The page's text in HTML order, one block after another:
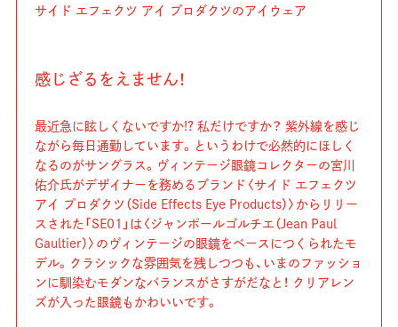
サイド エフェクツ アイ プロダクツのアイウェア
感じざるをえません！
最近急に眩しくないですか!? 私だけですか？ 紫外線を感じ
ながら毎日通勤しています。というわけで必然的にほしく
なるのがサングラス。ヴィンテージ眼鏡コレクターの宮川
佑介氏がデザイナーを務めるブランド〈サイド エフェクツ
アイ プロダクツ（Side Effects Eye Products）〉からリリー
スされた「SE01」は〈ジャンポールゴルチエ（Jean Paul
Gaultier）〉のヴィンテージの眼鏡をベースにつくられたモ
デル。クラシックな雰囲気を残しつつも、いまのファッショ
ンに馴染むモダンなバランスがさすがだなと！ クリアレン
ズが入った眼鏡もかわいいです。